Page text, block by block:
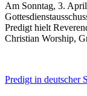
Am Sonntag, 3.
Predigt hielt
Christian Worship,
Predigt in deutscher